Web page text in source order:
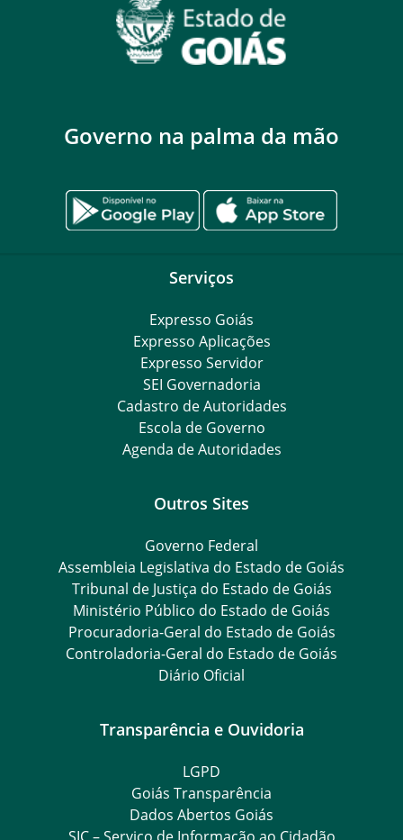
Governo na palma da mão
Serviços
Expresso Goiás
Expresso Aplicações
Expresso Servidor
SEI Governadoria
Cadastro de Autoridades
Escola de Governo
Agenda de Autoridades
Outros Sites
Governo Federal
Assembleia Legislativa do Estado de Goiás
Tribunal de Justiça do Estado de Goiás
Ministério Público do Estado de Goiás
Procuradoria-Geral do Estado de Goiás
Controladoria-Geral do Estado de Goiás
Diário Oficial
Transparência e Ouvidoria
LGPD
Goiás Transparência
Dados Abertos Goiás